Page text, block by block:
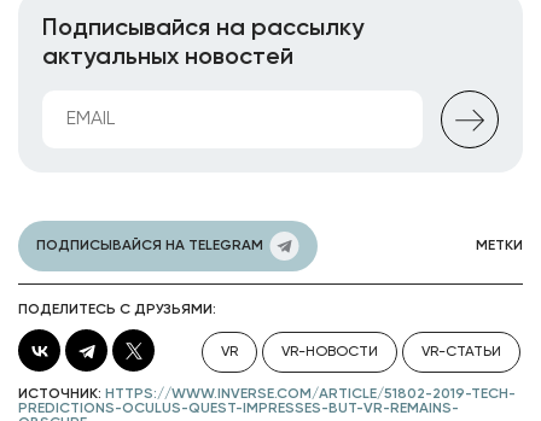
Подписывайся на рассылку
актуальных новостей
ПОДПИСЫВАЙСЯ НА TELEGRAM МЕТКИ
ПОДЕЛИТЕСЬ С ДРУЗЬЯМИ:
VR VR-НОВОСТИ VR-СТАТЬИ
ИСТОЧНИК: HTTPS://WWW.INVERSE.COM/ARTICLE/51802-2019-TECH-
PREDICTIONS-OCULUS-QUEST-IMPRESSES-BUT-VR-REMAINS-